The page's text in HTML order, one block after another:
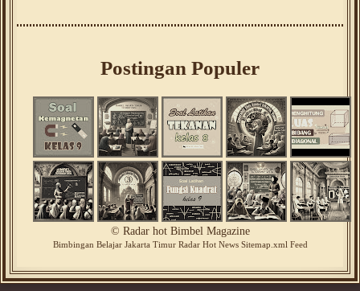
Postingan Populer
© Radar hot Bimbel Magazine
Bimbingan BelajarJakarta Timur Radar Hot News Sitemap.xml Feed